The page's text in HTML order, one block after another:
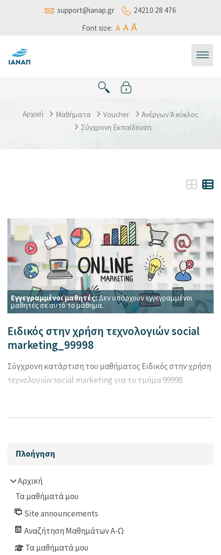
Μετάβαση στο κεντρικό περιεχόμενο
support@ianap.gr
24210 28 476
Font size: A A A
Αρχική Μαθήματα Voucher
Ανέργων Ά κύκλος
Σύγχρονη Εκπαίδευση
Εγγεγραμμένοι μαθητές:Δεν υπάρχουν εγγεγραμμένοι
μαθητές σε αυτό το μάθημα.
Ειδικός στην χρήση τεχνολογιών social
marketing_99998
Σύγχρονη κατάρτιση του μαθήματος Ειδικός στην χρήση
τεχνολογιών social marketing για το τμήμα 99998
Μπλοκ
Παράλειψη Πλοήγηση
Πλοήγηση
Αρχική
Τα μαθήματά μου
Site announcements
Αναζήτηση Μαθημάτων Α-Ω
Τα μαθήματά μου